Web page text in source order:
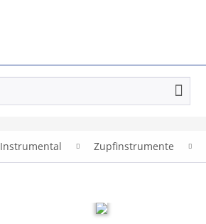
Instrumental Zupfinstrumente